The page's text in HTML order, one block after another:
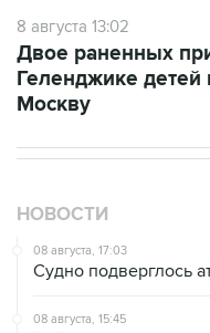
8 августа 13:02
Двое раненных
Геленджике
Москву
НОВОСТИ
08 августа, 17:03
Судно подверглось
08 августа, 15:45